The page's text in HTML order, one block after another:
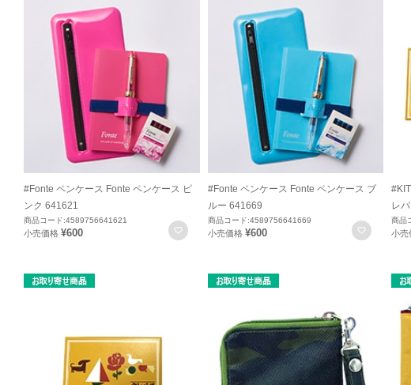
#Fonte ペンケース Fonte ペンケース ピ
ンク 641621
商品コード:4589756641621
小売価格 ¥600 お気に入りに登録
#Fonte ペンケース Fonte ペンケース ブ
ルー 641669
商品コード:4589756641669
小売価格 ¥600 お気に
レ
商品
小売